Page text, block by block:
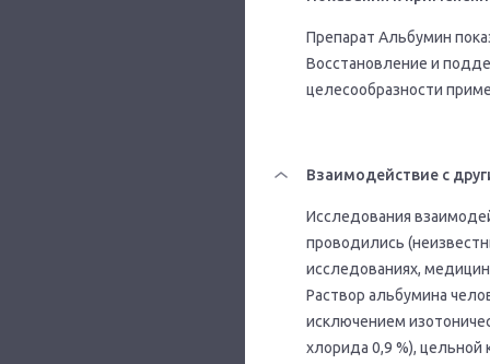
Препарат Альбумин
Восстановление и
целесообразности
Взаимодействие с
Исследования
проводились
исследованиях,
Раствор альбумина
исключением
хлорида 0,9 %),